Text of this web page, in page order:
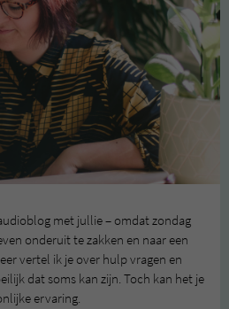
met jullie – omdat zondag
onderuit te zakken en naar een
vertel ik je over hulp vragen en
dat soms kan zijn. Toch kan het je
ervaring.